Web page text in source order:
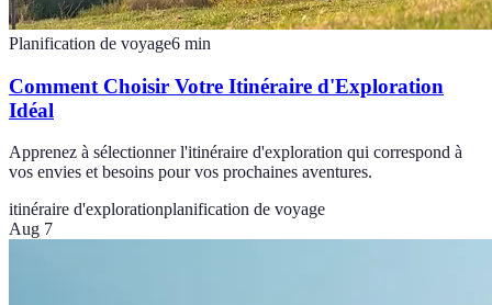
Planification de voyage6 min
Comment Choisir Votre Itinéraire d'Exploration
Idéal
Apprenez à sélectionner l'itinéraire d'exploration qui correspond à
vos envies et besoins pour vos prochaines aventures.
itinéraire d'explorationplanification de voyage
Aug 7